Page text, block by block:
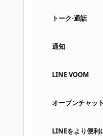
トーク⋅通話
通知
LINE VOOM
オープンチャット
LINEをより便利